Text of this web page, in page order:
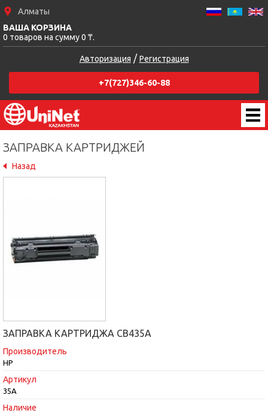
Алматы
+7(727)346-60-88
ВАША КОРЗИНА
0 товаров на сумму 0 ₸.
Авторизация /Регистрация
ЗАПРАВКА КАРТРИДЖЕЙ
Назад
ЗАПРАВКА КАРТРИДЖА CB435A
Производитель
HP
Артикул
35A
Наличие